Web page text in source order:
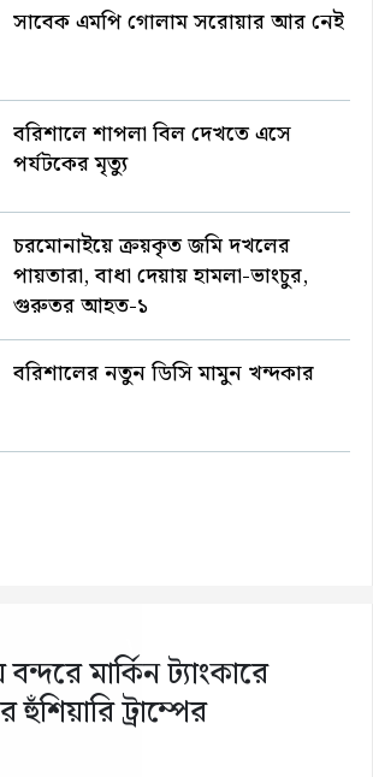
সাবেক এমপি গোলাম সরোয়ার আর নেই
বরিশালে শাপলা বিল দেখতে এসে
পর্যটকের মৃত্যু
চরমোনাইয়ে ক্রয়কৃত জমি দখলের
পায়তারা, বাধা দেয়ায় হামলা-ভাংচুর,
গুরুতর আহত-১
বরিশালের নতুন ডিসি মামুন খন্দকার
মার্কিন ট্যাংকারে
ট্রাম্পের